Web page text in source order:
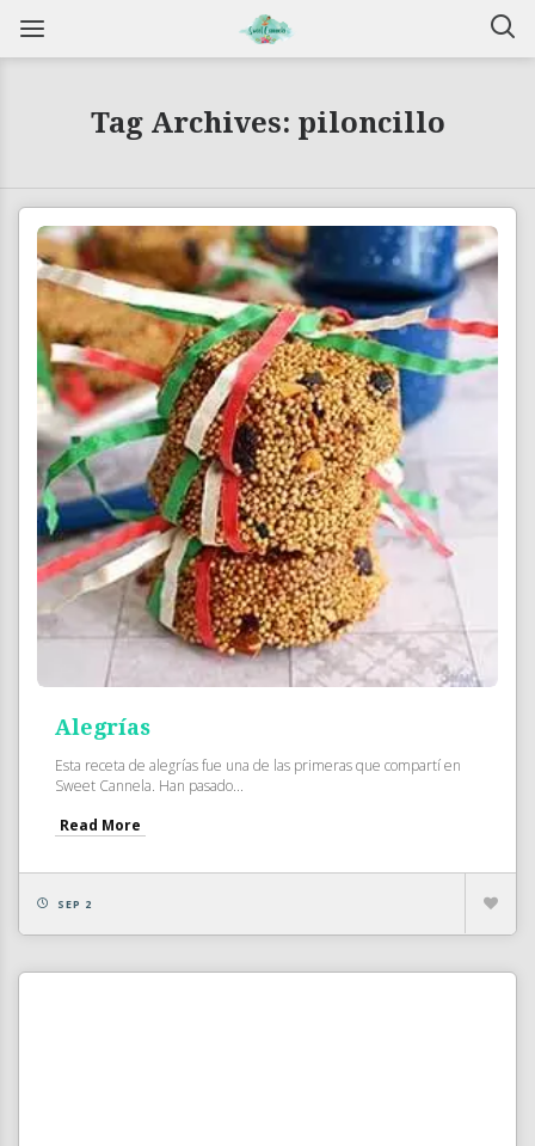
Tag Archives: piloncillo
Alegrías
Esta receta de alegrías fue una de las primeras que compartí en
Sweet Cannela. Han pasado...
Read More
SEP 2